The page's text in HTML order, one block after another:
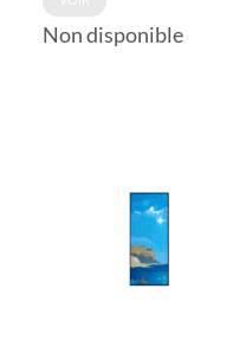
Non disponible